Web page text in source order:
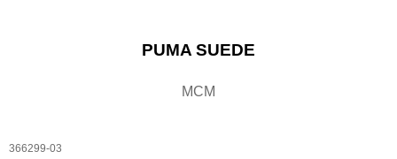
PUMA SUEDE
MCM
366299-03